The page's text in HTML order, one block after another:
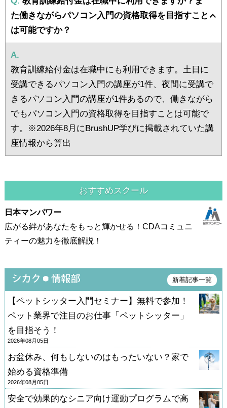
た働きながらパソコン入門の資格取得を目指すこと
は可能ですか？
A.
教育訓練給付金は在職中にも利用できます。土日に
受講できるパソコン入門の講座が1件、夜間に受講で
きるパソコン入門の講座が1件あるので、働きながら
でもパソコン入門の資格取得を目指すことは可能で
す。※2026年8月にBrushUP学びに掲載されていた講
座情報から算出
おすすめスクール
日本マンパワー
広がる絆があなたをもっと輝かせる！CDAコミュニ
ティーの魅力を徹底解説！
新着記事一覧
【ペットシッター入門セミナー】無料で参加！
ペット業界で注目のお仕事「ペットシッター」
を目指そう！
2026年08月05日
お盆休み、何もしないのはもったいない？家で
始める資格準備
2026年08月05日
安全で効果的なシニア向け運動プログラムで高